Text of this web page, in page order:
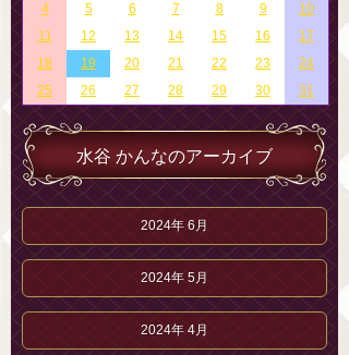
4
5 6 7 8 9
10
11
12 13 14 15 16
17
18
19 20 21 22 23
24
25
26 27 28 29 30 31
水谷 かんなのアーカイブ
2024年 6月
2024年 5月
2024年 4月